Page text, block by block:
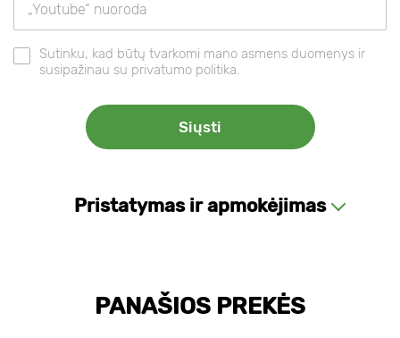
Sutinku, kad būtų tvarkomi mano asmens duomenys ir
susipažinau su privatumo politika.
Pristatymas ir apmokėjimas
PANAŠIOS PREKĖS